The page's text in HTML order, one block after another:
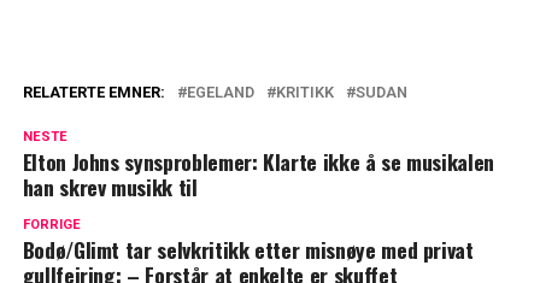
RELATERTE EMNER: EGELAND KRITIKK SUDAN
NESTE
Elton Johns synsproblemer: Klarte ikke å se musikalen
han skrev musikk til
FORRIGE
Bodø/Glimt tar selvkritikk etter misnøye med privat
gullfeiring: – Forstår at enkelte er skuffet